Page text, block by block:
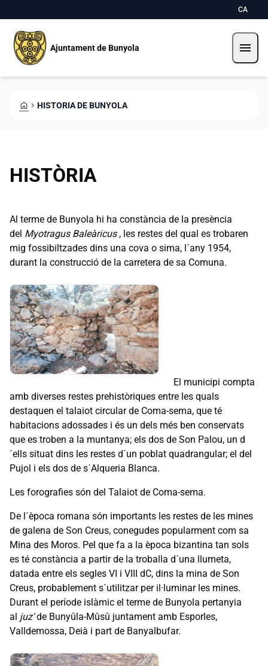
CA
Ajuntament de Bunyola menu
HOME CHEVRON_RIGHT HISTORIA DE BUNYOLA
HISTÒRIA
Al terme de Bunyola hi ha constància de la presència
del Myotragus Baleàricus , les restes del qual es trobaren
mig fossibiltzades dins una cova o sima, l´any 1954,
durant la construcció de la carretera de sa Comuna.
El municipi compta
amb diverses restes prehistòriques entre les quals
destaquen el talaiot circular de Coma-sema, que té
habitacions adossades i és un dels més ben conservats
que es troben a la muntanya; els dos de Son Palou, un d
´ells situat dins les restes d´un poblat quadrangular; el del
Pujol i els dos de s´Alqueria Blanca.
Les forografies són del Talaiot de Coma-sema.
De l´època romana són importants les restes de les mines
de galena de Son Creus, conegudes popularment com sa
Mina des Moros. Pel que fa a la època bizantina tan sols
es té constància a partir de la troballa d´una llumeta,
datada entre els segles VI i VIII dC, dins la mina de Son
Creus, probablement s´utilitzar per il·luminar les mines.
Durant el període islàmic el terme de Bunyola pertanyia
al juz'de Bunyûla-Mûsû juntament amb Esporles,
Valldemossa, Deià i part de Banyalbufar.